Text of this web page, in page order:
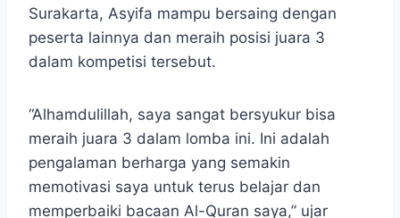
Surakarta, Asyifa mampu bersaing dengan
peserta lainnya dan meraih posisi juara 3
dalam kompetisi tersebut.
“Alhamdulillah, saya sangat bersyukur bisa
meraih juara 3 dalam lomba ini. Ini adalah
pengalaman berharga yang semakin
memotivasi saya untuk terus belajar dan
memperbaiki bacaan Al-Quran saya,” ujar